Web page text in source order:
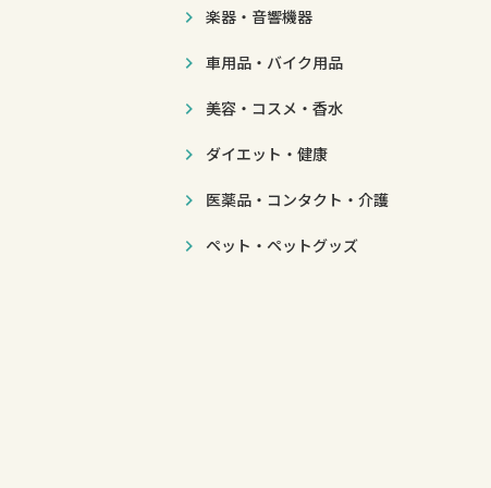
楽器・音響機器
車用品・バイク用品
美容・コスメ・香水
ダイエット・健康
医薬品・コンタクト・介護
ペット・ペットグッズ